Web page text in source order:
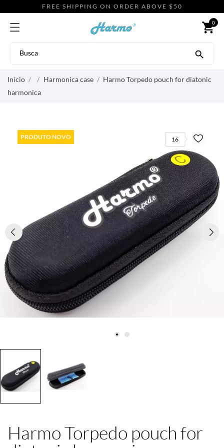
FREE SHIPPING ON ORDER ABOVE $50
shopping_cart
0

Início Harmonica case
Harmo Torpedo pouch for diatonic
harmonica
PRODUTO NOVO 16
Harmo Torpedo pouch for